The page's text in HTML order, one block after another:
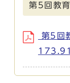
第5回教
第5回